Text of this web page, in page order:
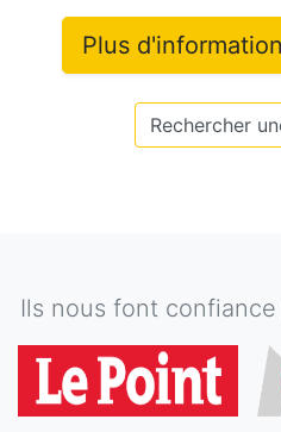
Plus
Rechercher
Ils nous font